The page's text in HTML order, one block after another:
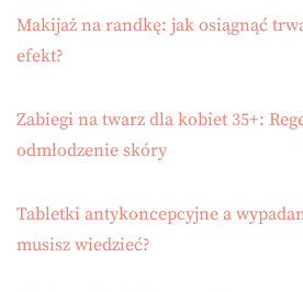
Makijaż na randkę: jak osiągnąć
efekt?
Zabiegi na twarz dla kobiet 35+:
odmłodzenie skóry
Tabletki antykoncepcyjne a
musisz wiedzieć?